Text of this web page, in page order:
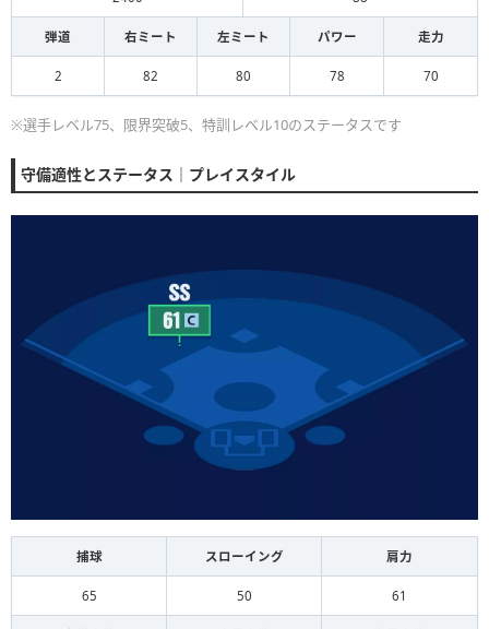
弾道 右ミート 左ミート パワー 走力
2 82 80 78 70
※選手レベル75、限界突破5、特訓レベル10のステータスです
守備適性とステータス｜プレイスタイル
捕球 スローイング 肩力
65 50 61